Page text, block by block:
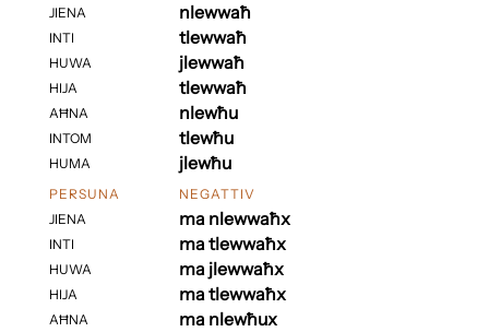
JIENA
INTI
HUWA
HIJA
AĦNA
INTOM
HUMA
nlewwaħ
tlewwaħ
jlewwaħ
tlewwaħ
nlewħu
tlewħu
jlewħu
PERSUNA
JIENA
INTI
HUWA
HIJA
AĦNA
NEGATTIV
ma nlewwaħx
ma tlewwaħx
ma jlewwaħx
ma tlewwaħx
ma nlewħux